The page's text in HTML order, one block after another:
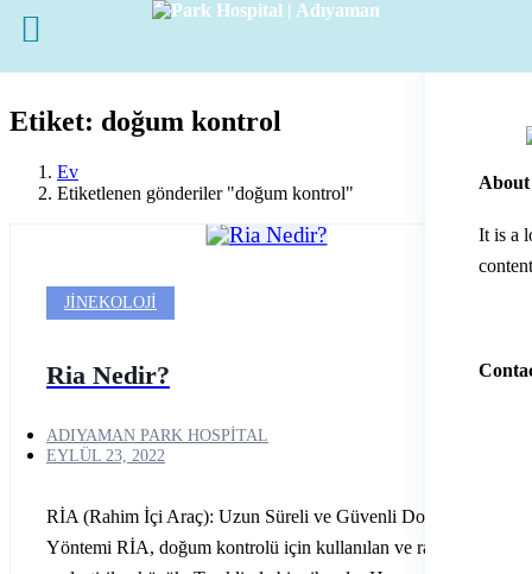
About
It is a
Etiket: doğum kontrol
Ev
Etiketlenen gönderiler "doğum kontrol"
JINEKOLOJI
Ria Nedir?
ADIYAMAN PARK HOSPITAL
EYLÜL 23, 2022
RİA (Rahim İçi Araç): Uzun Süreli ve Güvenli Doğum Kontrol
Yöntemi RİA, doğum kontrolü için kullanılan ve rahim içine